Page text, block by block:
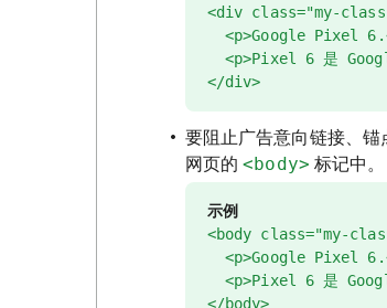
<div class="my-
<p>Google Pixel
<p>Pixel 6 是
</div>
要阻止广告意向链接、
网页的<body> 标记中。
示例
<body class="my-
<p>Google Pixel
<p>Pixel 6 是
</body>